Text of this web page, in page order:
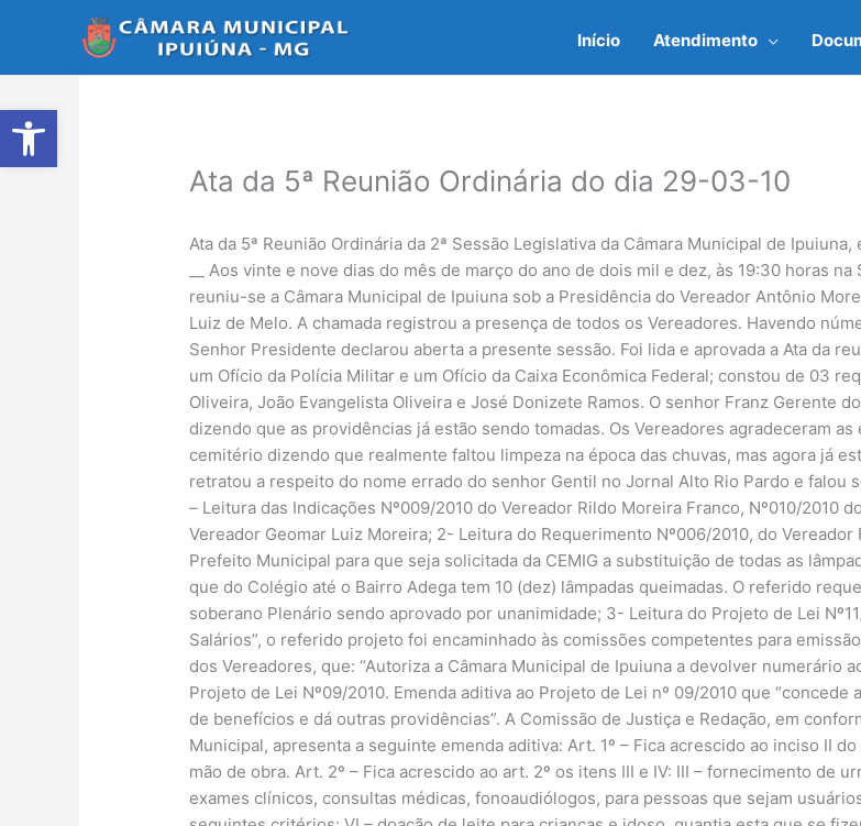
Abrir a barra de ferramentas
Início Atendimento
Ata da 5ª Reunião Ordinária do dia 29-03-10
Ata da 5ª Reunião Ordinária da 2ª Sessão Legislativa da Câmara Municipal de Ipuiuna,
__ Aos vinte e nove dias do mês de março do ano de dois mil e dez, às 19:30 horas
reuniu-se a Câmara Municipal de Ipuiuna sob a Presidência do Vereador Antônio
Luiz de Melo. A chamada registrou a presença de todos os Vereadores. Havendo
Senhor Presidente declarou aberta a presente sessão. Foi lida e aprovada a Ata da
um Ofício da Polícia Militar e um Ofício da Caixa Econômica Federal; constou de 03
Oliveira, João Evangelista Oliveira e José Donizete Ramos. O senhor Franz Gerente
dizendo que as providências já estão sendo tomadas. Os Vereadores agradeceram
cemitério dizendo que realmente faltou limpeza na época das chuvas, mas agora já
retratou a respeito do nome errado do senhor Gentil no Jornal Alto Rio Pardo e falou
– Leitura das Indicações Nº009/2010 do Vereador Rildo Moreira Franco, Nº010/2010
Vereador Geomar Luiz Moreira; 2- Leitura do Requerimento Nº006/2010, do
Prefeito Municipal para que seja solicitada da CEMIG a substituição de todas as
que do Colégio até o Bairro Adega tem 10 (dez) lâmpadas queimadas. O referido
soberano Plenário sendo aprovado por unanimidade; 3- Leitura do Projeto de Lei
Salários”, o referido projeto foi encaminhado às comissões competentes para
dos Vereadores, que: “Autoriza a Câmara Municipal de Ipuiuna a devolver numerário
Projeto de Lei Nº09/2010. Emenda aditiva ao Projeto de Lei nº 09/2010 que
de benefícios e dá outras providências”. A Comissão de Justiça e Redação, em
Municipal, apresenta a seguinte emenda aditiva: Art. 1º – Fica acrescido ao inciso II
mão de obra. Art. 2º – Fica acrescido ao art. 2º os itens III e IV: III – fornecimento de
exames clínicos, consultas médicas, fonoaudiólogos, para pessoas que sejam